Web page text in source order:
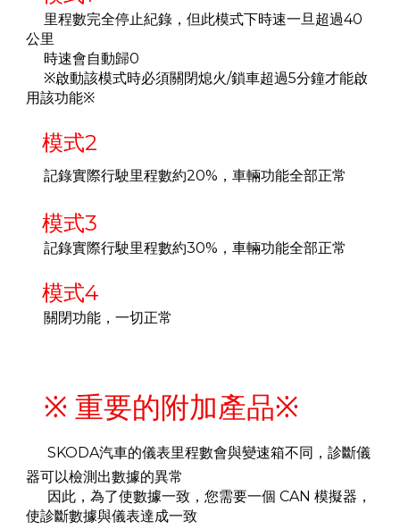
里程數完全停止紀錄，但此模式下時速一旦超過40
公里
時速會自動歸0
※啟動該模式時必須關閉熄火/鎖車超過5分鐘才能啟
用該功能※
模式2
記錄實際行駛里程數約20%，車輛功能全部正常
模式3
記錄實際行駛里程數約30%，車輛功能全部正常
模式4
關閉功能，一切正常
※ 重要的附加產品※
SKODA汽車的儀表里程數會與變速箱不同，診斷儀
器可以檢測出數據的異常
因此，為了使數據一致，您需要一個 CAN 模擬器，
使診斷數據與儀表達成一致